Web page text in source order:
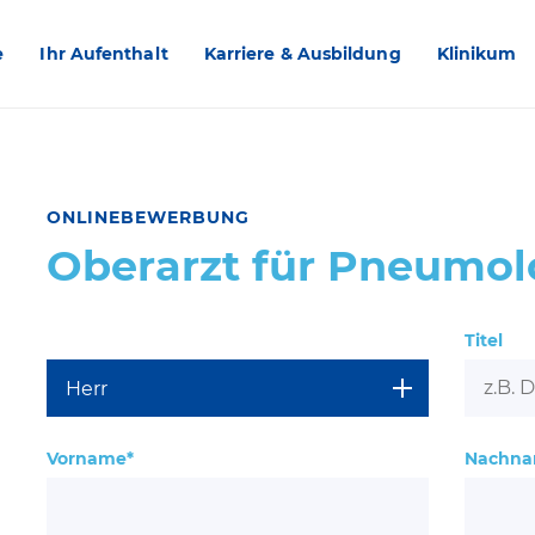
Ihr Aufenthalt Karriere & Ausbildung Klinikum
ONLINEBEWERBUNG
Oberarzt für
Titel
Vorname*